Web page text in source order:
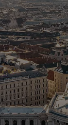
の
ト
ッ
プ
へ
表
示